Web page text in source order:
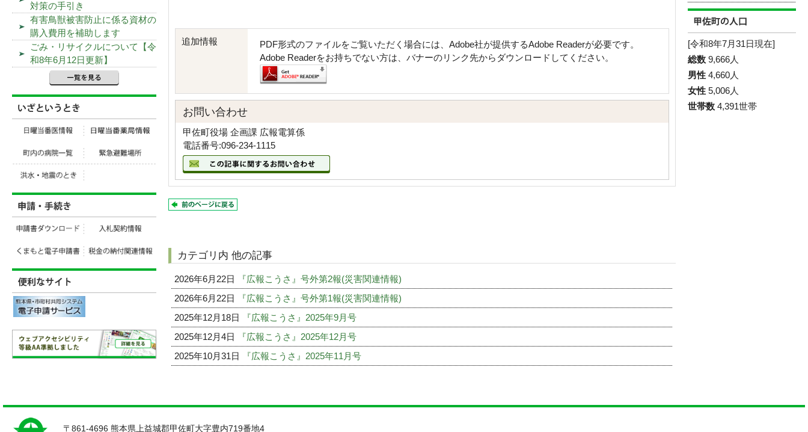
追加情報
PDF形式のファイルをご覧いただく場合には、Adobe社が提供するAdobe Readerが必要です。
Adobe Readerをお持ちでない方は、バナーのリンク先からダウンロードしてください。
お問い合わせ
甲佐町役場 企画課 広報電算係
電話番号:096-234-1115
カテゴリ内 他の記事
2026年6月22日
『広報こうさ』号外第2報(災害関連情報)
2026年6月22日
『広報こうさ』号外第1報(災害関連情報)
2025年12月18日
『広報こうさ』2025年9月号
2025年12月4日
『広報こうさ』2025年12月号
2025年10月31日
『広報こうさ』2025年11月号
[令和8年7月31日現在]
総数 9,666人
男性 4,660人
女性 5,006人
世帯数 4,391世帯
対策の手引き
有害鳥獣被害防止に係る資材の
購入費用を補助します
ごみ・リサイクルについて【令
和8年6月12日更新】
〒861-4696 熊本県上益城郡甲佐町大字豊内719番地4